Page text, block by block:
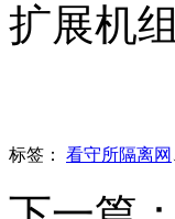
扩展机
标签： 看守所隔离网